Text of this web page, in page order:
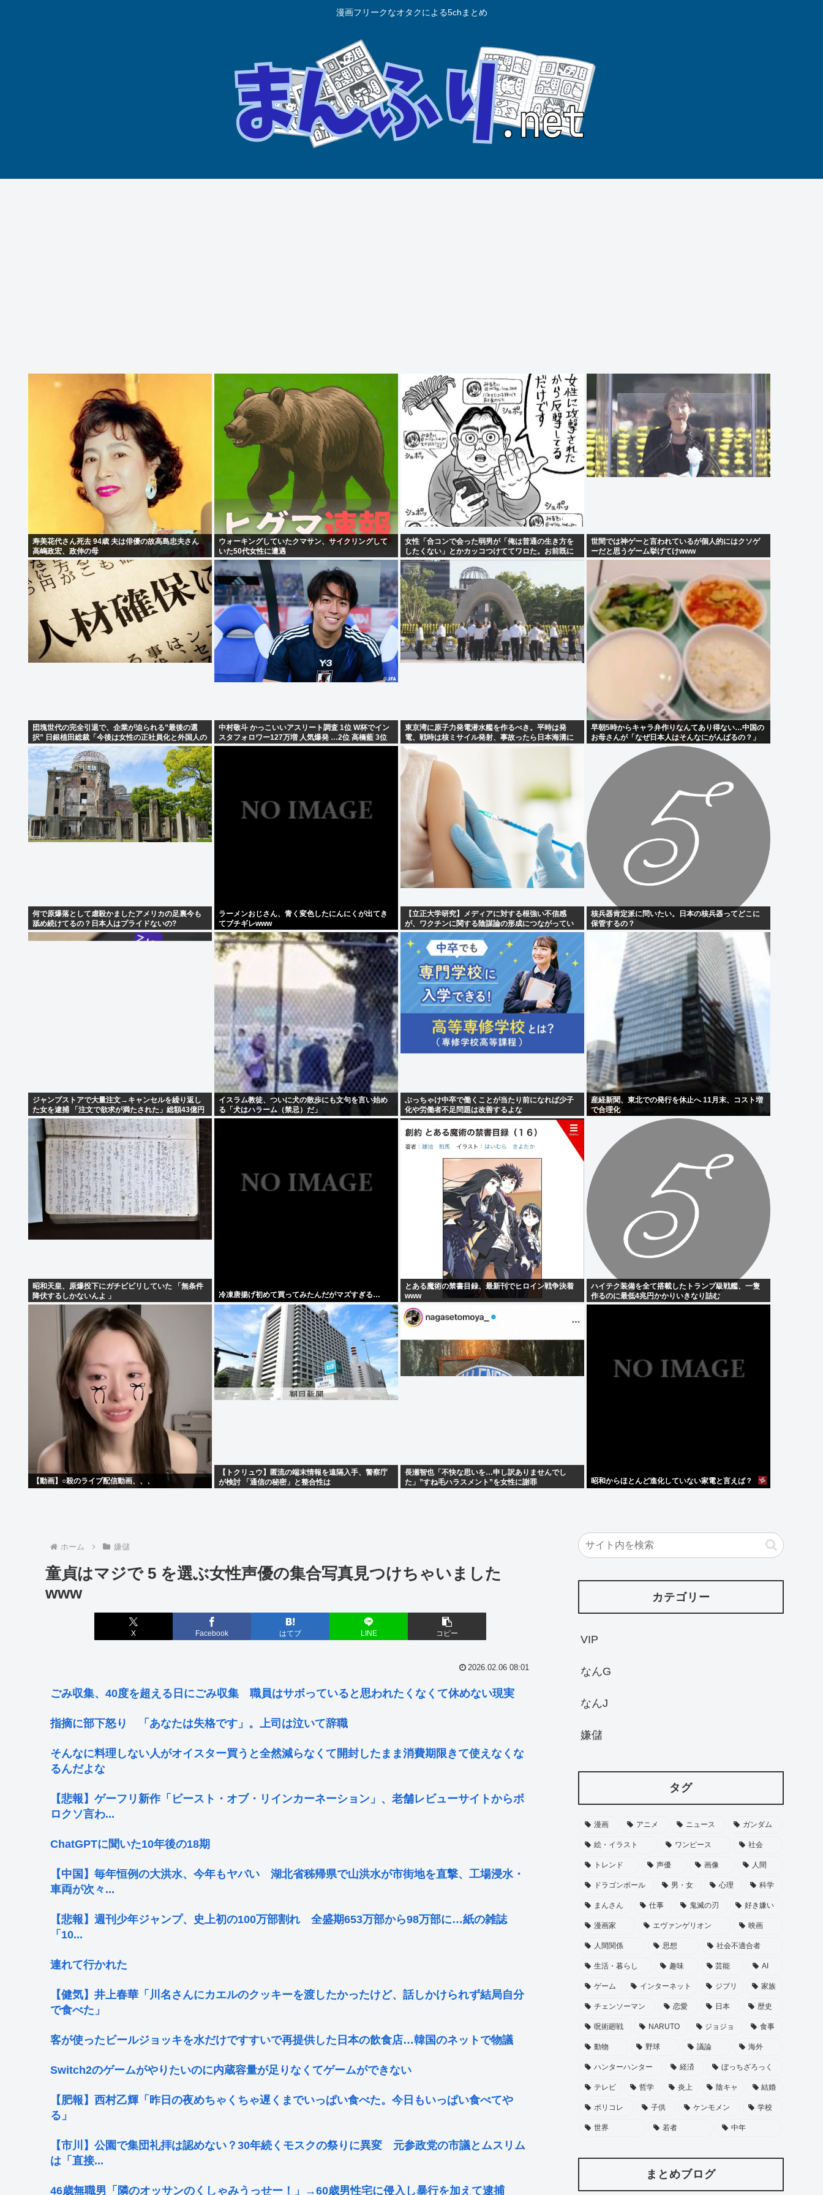
漫画フリークなオタクによる5chまとめ
寿美花代さん死去 94歳 夫は俳優の故高島忠夫さん
高嶋政宏、政伸の母
ウォーキングしていたクマサン、サイクリングして
いた50代女性に遭遇
女性「合コンで会った弱男が「俺は普通の生き方を
したくない」とかカッコつけててワロた。お前既に
普通以下だろw」⬅10万いいね
世間では神ゲーと言われているが個人的にはクソゲ
ーだと思うゲーム挙げてけwww
団塊世代の完全引退で、企業が迫られる”最後の選
択” 日銀植田総裁「今後は女性の正社員化と外国人の
人材活用が鍵」
中村敬斗 かっこいいアスリート調査 1位 W杯でイン
スタフォロワー127万増 人気爆発 …2位 高橋藍 3位
大谷翔平
東京湾に原子力発電潜水艦を作るべき。平時は発
電、戦時は核ミサイル発射、事故ったら日本海溝に
沈める
早朝5時からキャラ弁作りなんてあり得ない…中国の
お母さんが「なぜ日本人はそんなにがんばるの？」
と不思議に思う理由
何で原爆落として虐殺かましたアメリカの足裏今も
舐め続けてるの？日本人はプライドないの?
ラーメンおじさん、青く変色したにんにくが出てき
てブチギレwww
【立正大学研究】メディアに対する根強い不信感
が、ワクチンに関する陰謀論の形成につながってい
る
核兵器肯定派に問いたい。日本の核兵器ってどこに
保管するの？
ジャンプストアで大量注文→キャンセルを繰り返し
た女を逮捕 「注文で欲求が満たされた」総額43億円
イスラム教徒、ついに犬の散歩にも文句を言い始め
る「犬はハラーム（禁忌）だ」
ぶっちゃけ中卒で働くことが当たり前になれば少子
化や労働者不足問題は改善するよな
産経新聞、東北での発行を休止へ 11月末、コスト増
で合理化
昭和天皇、原爆投下にガチビビリしていた 「無条件
降伏するしかないんよ 」
冷凍唐揚げ初めて買ってみたんだがマズすぎる…
とある魔術の禁書目録、最新刊でヒロイン戦争決着
www
ハイテク装備を全て搭載したトランプ級戦艦、一隻
作るのに最低4兆円かかりいきなり詰む
【動画】○殺のライブ配信動画、、、
【トクリュウ】匿流の端末情報を遠隔入手、警察庁
が検討 「通信の秘密」と整合性は
長瀬智也「不快な思いを…申し訳ありませんでし
た」”すね毛ハラスメント”を女性に謝罪
昭和からほとんど進化していない家電と言えば？
ホーム 嫌儲
童貞はマジで 5 を選ぶ女性声優の集合写真見つけちゃいました
www
X Facebook はてブ LINE コピー
2026.02.06 08:01
ごみ収集、40度を超える日にごみ収集 職員はサボっていると思われたくなくて休めない現実
指摘に部下怒り 「あなたは失格です」。上司は泣いて辞職
そんなに料理しない人がオイスター買うと全然減らなくて開封したまま消費期限きて使えなくな
るんだよな
【悲報】ゲーフリ新作「ビースト・オブ・リインカーネーション」、老舗レビューサイトからボ
ロクソ言わ...
ChatGPTに聞いた10年後の18期
【中国】毎年恒例の大洪水、今年もヤバい 湖北省秭帰県で山洪水が市街地を直撃、工場浸水・
車両が次々...
【悲報】週刊少年ジャンプ、史上初の100万部割れ 全盛期653万部から98万部に…紙の雑誌
「10...
連れて行かれた
【健気】井上春華「川名さんにカエルのクッキーを渡したかったけど、話しかけられず結局自分
で食べた」
客が使ったビールジョッキを水だけですすいで再提供した日本の飲食店…韓国のネットで物議
Switch2のゲームがやりたいのに内蔵容量が足りなくてゲームができない
【肥報】西村乙輝「昨日の夜めちゃくちゃ遅くまでいっぱい食べた。今日もいっぱい食べてや
る」
【市川】公園で集団礼拝は認めない？30年続くモスクの祭りに異変 元参政党の市議とムスリム
は「直接...
46歳無職男「隣のオッサンのくしゃみうっせー！」→60歳男性宅に侵入し暴行を加えて逮捕
カテゴリー
VIP
なんG
なんJ
嫌儲
タグ
漫画 アニメ ニュース ガンダム
絵・イラスト ワンピース 社会
トレンド 声優 画像 人間
ドラゴンボール 男・女 心理 科学
まんさん 仕事 鬼滅の刃 好き嫌い
漫画家 エヴァンゲリオン 映画
人間関係 思想 社会不適合者
生活・暮らし 趣味 芸能 AI
ゲーム インターネット ジブリ 家族
チェンソーマン 恋愛 日本 歴史
呪術廻戦 NARUTO ジョジョ 食事
動物 野球 議論 海外
ハンターハンター 経済 ぼっちざろっく
テレビ 哲学 炎上 陰キャ 結婚
ポリコレ 子供 ケンモメン 学校
世界 若者 中年
まとめブログ